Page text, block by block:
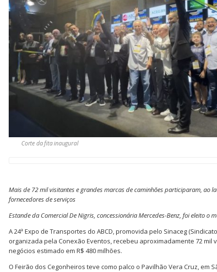
Corte da fita inaugural
Mais de 72 mil visitantes e grandes marcas de caminhões participaram, ao
fornecedores de serviços
Estande da Comercial De Nigris, concessionária Mercedes-Benz, foi eleito o
A 24ª Expo de Transportes do ABCD, promovida pelo Sinaceg
organizada pela Conexão Eventos, recebeu aproximadamente 72 mil
negócios estimado em R$ 480 milhões.
O Feirão dos Cegonheiros teve como palco o Pavilhão Vera Cruz, em